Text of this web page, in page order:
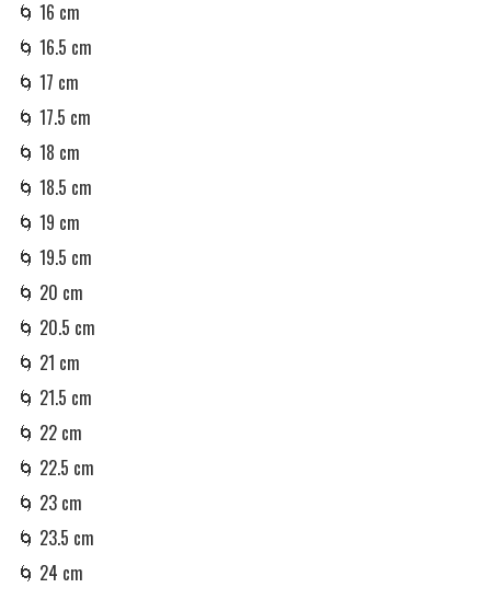
🌀 16 cm
🌀 16.5 cm
🌀 17 cm
🌀 17.5 cm
🌀 18 cm
🌀 18.5 cm
🌀 19 cm
🌀 19.5 cm
🌀 20 cm
🌀 20.5 cm
🌀 21 cm
🌀 21.5 cm
🌀 22 cm
🌀 22.5 cm
🌀 23 cm
🌀 23.5 cm
🌀 24 cm